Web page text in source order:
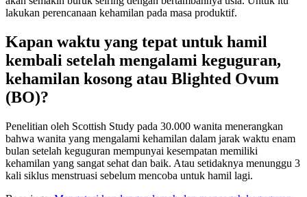
lakukan perencanaan kehamilan pada masa produktif.
Kapan waktu yang tepat untuk hamil
kembali setelah mengalami keguguran,
kehamilan kosong atau Blighted Ovum
(BO)?
Penelitian oleh Scottish Study pada 30.000 wanita menerangkan
bahwa wanita yang mengalami kehamilan dalam jarak waktu enam
bulan setelah keguguran mempunyai kesempatan memiliki
kehamilan yang sangat sehat dan baik. Atau setidaknya menunggu 3
kali siklus menstruasi sebelum mencoba untuk hamil lagi.